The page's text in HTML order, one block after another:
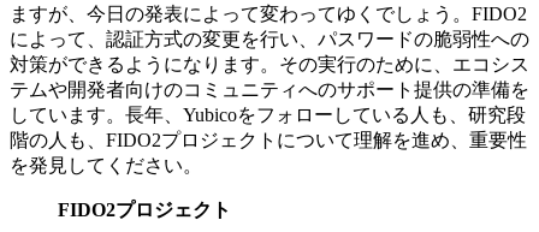
ますが、今日の発表によって変わってゆくでしょう。FIDO2
によって、認証方式の変更を行い、パスワードの脆弱性への
対策ができるようになります。その実行のために、エコシス
テムや開発者向けのコミュニティへのサポート提供の準備を
しています。長年、Yubicoをフォローしている人も、研究段
階の人も、FIDO2プロジェクトについて理解を進め、重要性
を発見してください。
FIDO2プロジェクト